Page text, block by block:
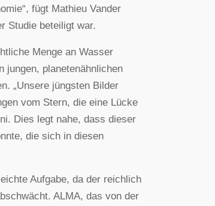
fügt Mathieu Vander
Studie beteiligt war.
Menge an Wasser
jungen, planetenähnlichen
„Unsere jüngsten Bilder
vom Stern, die eine Lücke
Dies legt nahe, dass dieser
die sich in diesen
Aufgabe, da der reichlich
ALMA, das von der